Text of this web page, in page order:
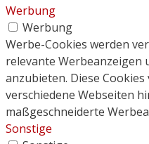
Werbung
Werbung
Werbe-Cookies werden
relevante Werbeanzeigen
anzubieten. Diese
verschiedene Webseiten
maßgeschneiderte
Sonstige